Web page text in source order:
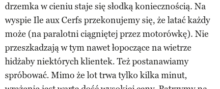
drzemka w cieniu staje się słodką koniecznością. Na
wyspie Ile aux Cerfs przekonujemy się, że latać każdy
może (na paralotni ciągniętej przez motorówkę). Nie
przeszkadzają w tym nawet łopoczące na wietrze
hidżaby niektórych klientek. Też postanawiamy
spróbować. Mimo że lot trwa tylko kilka minut,